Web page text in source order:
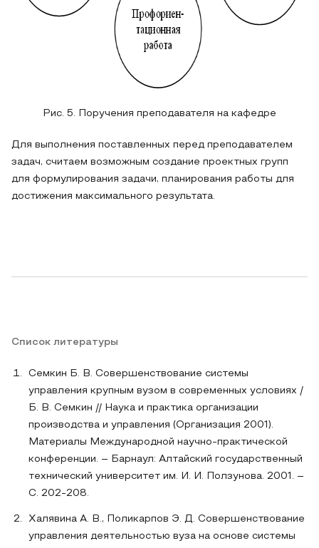
Рис. 5. Поручения преподавателя на кафедре
Для выполнения поставленных перед преподавателем
задач, считаем возможным создание проектных групп
для формулирования задачи, планирования работы для
достижения максимального результата.
Список литературы
Семкин Б. В. Совершенствование системы
управления крупным вузом в современных условиях /
Б. В. Семкин // Наука и практика организации
производства и управления (Организация 2001).
Материалы Международной научно-практической
конференции. – Барнаул: Алтайский государственный
технический университет им. И. И. Ползунова. 2001. –
С. 202-208.
Халявина А. В., Поликарпов Э. Д. Совершенствование
управления деятельностью вуза на основе системы